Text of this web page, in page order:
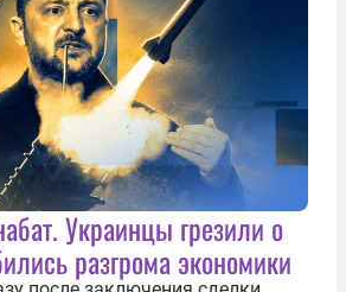
Украинцы грезили о
разгрома экономики